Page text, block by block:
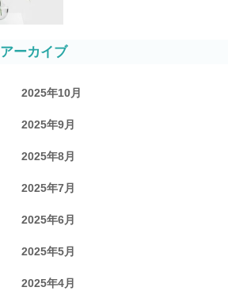
アーカイブ
2025年10月
2025年9月
2025年8月
2025年7月
2025年6月
2025年5月
2025年4月